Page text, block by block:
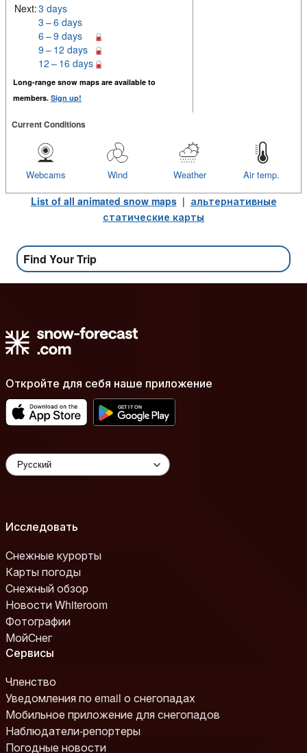
Next:3 days
3 – 6 days
6 – 9 days
9 – 12 days
12 – 16 days
Long-range snow maps are available to
members. Sign up!
Current Conditions
Air temp.
Weather
Wind
Webcams
List of all animated snow maps| альтернативные
статические карты
Find Your Trip
Откройте для себя наше приложение
Исследовать
Снежные курорты
Карты погоды
Снежный обзор
Новости Whiteroom
Фотографии
МойСнег
Сервисы
Членство
Уведомления по email о снегопадах
Мобильное приложение для снегопадов
Наблюдатели-репортеры
Погодные новости